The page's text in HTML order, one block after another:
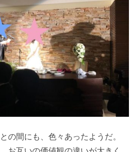
の間にも、色々あったようだ。